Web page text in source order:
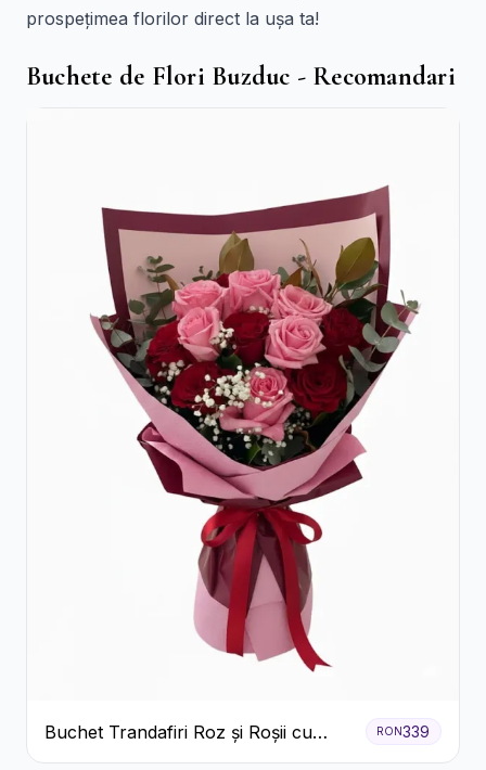
prospețimea florilor direct la ușa ta!
Buchete de Flori Buzduc - Recomandari
Buchet Trandafiri Roz și Roșii cu
Eucalipt și Gypsophila
RON339